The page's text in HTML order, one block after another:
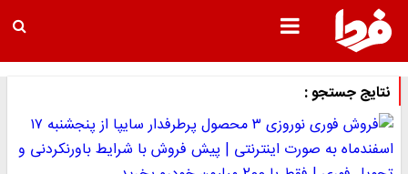
نتایج جستجو :